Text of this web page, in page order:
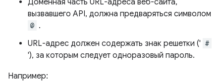
Доменная часть URL-адреса веб-сайта,
вызвавшего API, должна предваряться символом
@ .
URL-адрес должен содержать знак решетки (' #
'), за которым следует одноразовый пароль.
Например: